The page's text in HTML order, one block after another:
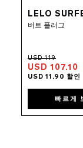
섹스 액세서
INTIMINA
LELO
콘돔
퀴어 픽
LELO
버트 플러그
USD 107.10
빠르게